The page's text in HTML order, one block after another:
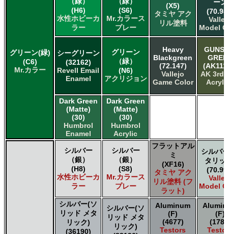
Acrylicos Vallejo Vallejo Panzer Aces
Citadel Colour Citadel
E7 Paints E7 Paints
HATAKA HOBBY Hataka
Humbrol of Hornby Hobbies Humbrol Enamel
Italeri Italeri
Lifecolor Lifecolor
Mission Models Mission Models
Revell of Germany Revell Aqua Color Acrylic
Revell of Germany Revell Email Enamel
Testors of Rust-Oleum Group Testors Model Master
Testors of Rust-Oleum Group Testors Model Master
Enamel
The Scale Modellers Supply SMS
Xtracolor Xtracolor
ガイアノーツ ガイア エナメル カラー
ガイアノーツ ガイアカラー
タミヤ タミヤ アクリル塗料
タミヤ タミヤ アクリル塗料 (フラット)
タミヤ タミヤ エアーモデルスプレー
タミヤ タミヤ エナメル塗料
グリーン(緑)
(C6)
Mr.カラー
(H6)
水性ホビーカ
ラー
(S6)
Mr.カラース
プレー
(X5)
タミヤ アク
リル塗料
ーン
Model
シーグリーン
(32162)
Revell Email
Enamel
グリーン
（緑）
(N6)
アクリジョン
Heavy
Blackgreen
(72.147)
Vallejo
Game Color
AK 3rd
Dark Green
(Matte)
(30)
Humbrol
Enamel
Dark Green
(Matte)
(30)
Humbrol
Acrylic
シルバー
（銀）
(H8)
水性ホビーカ
ラー
シルバー
（銀）
(S8)
Mr.カラース
プレー
フラットアル
ミ
(XF16)
タミヤ アク
リル塗料 (フ
ラット)
シルバ
タリッ
Model
シルバー(ソ
リッド メタ
リック)
(36190)
シルバー(ソ
リッド メタ
リック)
Aluminum
(F)
(4677)
Testors
(F)